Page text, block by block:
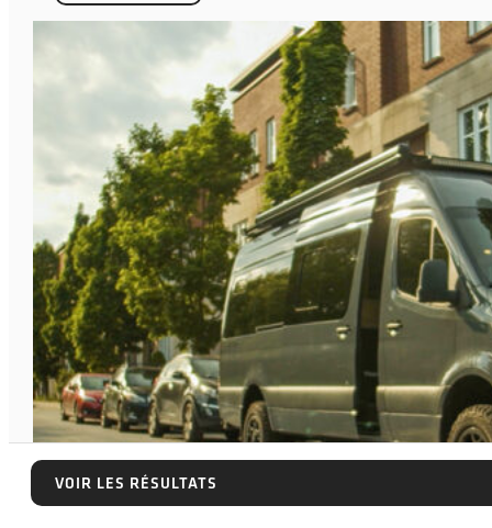
VOIR LES RÉSULTATS
VOIR LES RÉSULTATS